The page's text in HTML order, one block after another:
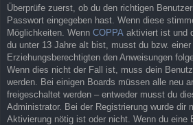
Überprüfe zuerst, ob du den richtigen
Passwort eingegeben hast. Wenn diese
Möglichkeiten. Wenn COPPA aktiviert ist und
du unter 13 Jahre alt bist, musst du bzw.
Erziehungsberechtigten den Anweisungen
Wenn dies nicht der Fall ist, muss dein
werden. Bei einigen Boards müssen alle neu
freigeschaltet werden – entweder musst du
Administrator. Bei der Registrierung wurde dir
Aktivierung nötig ist oder nicht. Wenn du eine